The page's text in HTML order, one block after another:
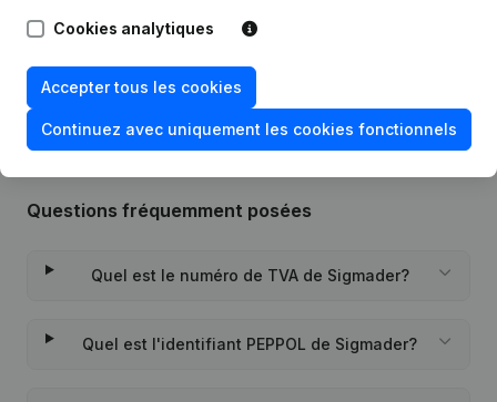
24-12-2018
Personne Morale, Ouverture
Succursale, etc...)
Questions fréquemment posées
Quel est le numéro de TVA de Sigmader?
Quel est l'identifiant PEPPOL de Sigmader?
Cookies analytiques
Accepter tous les cookies
Continuez avec uniquement les cookies fonctionnels